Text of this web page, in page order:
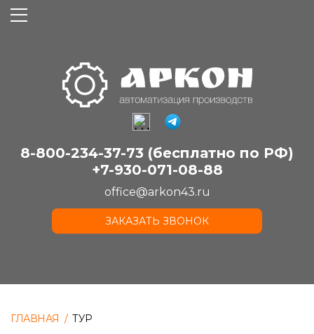
8-800-234-37-73 (бесплатно по РФ)
+7-930-071-08-88
office@arkon43.ru
ЗАКАЗАТЬ ЗВОНОК
ГЛАВНАЯ / ТУР